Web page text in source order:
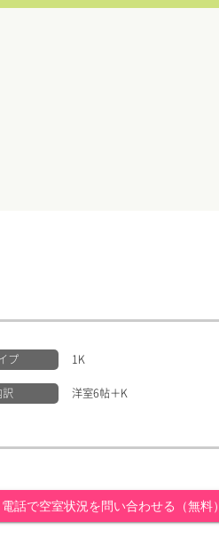
プ 1K
洋室6帖＋K
電話で空室状況を問い合わせる（無料）